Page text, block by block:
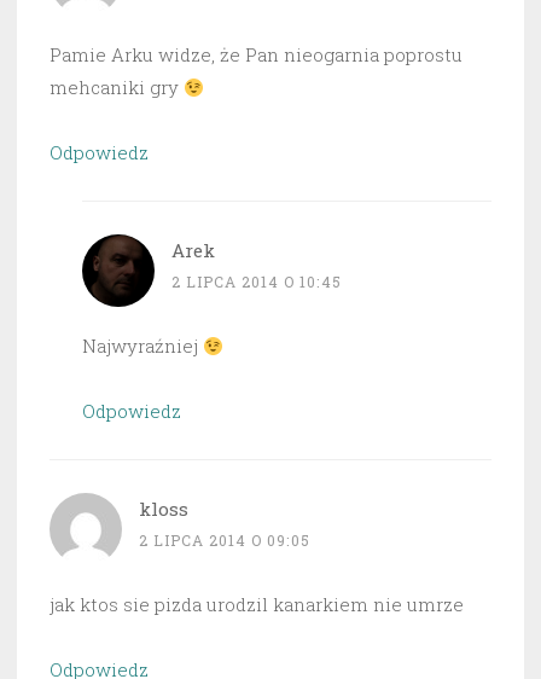
Pamie Arku widze, że Pan nieogarnia poprostu
mehcaniki gry
Odpowiedz
Arek
2 LIPCA 2014 O 10:45
Najwyraźniej
Odpowiedz
kloss
2 LIPCA 2014 O 09:05
jak ktos sie pizda urodzil kanarkiem nie umrze
Odpowiedz